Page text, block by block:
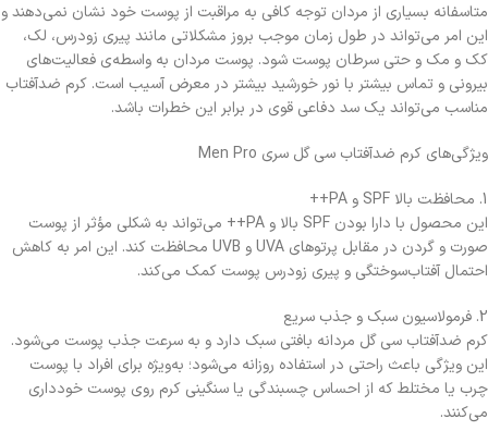
متاسفانه بسیاری از مردان توجه کافی به مراقبت از پوست خود نشان نمی‌دهند و
این امر می‌تواند در طول زمان موجب بروز مشکلاتی مانند پیری زودرس، لک،
کک‌ و مک و حتی سرطان پوست شود. پوست مردان به واسطه‌ی فعالیت‌های
بیرونی و تماس بیشتر با نور خورشید بیشتر در معرض آسیب است. کرم ضدآفتاب
مناسب می‌تواند یک سد دفاعی قوی در برابر این خطرات باشد.
ویژگی‌های کرم ضدآفتاب سی گل سری Men Pro
1. محافظت بالا SPF و PA++
این محصول با دارا بودن SPF بالا و PA++ می‌تواند به شکلی مؤثر از پوست
صورت و گردن در مقابل پرتوهای UVA و UVB محافظت کند. این امر به کاهش
احتمال آفتاب‌سوختگی و پیری زودرس پوست کمک می‌کند.
2. فرمولاسیون سبک و جذب سریع
کرم ضدآفتاب سی گل مردانه بافتی سبک دارد و به سرعت جذب پوست می‌شود.
این ویژگی باعث راحتی در استفاده روزانه می‌شود؛ به‌ویژه برای افراد با پوست
چرب یا مختلط که از احساس چسبندگی یا سنگینی کرم روی پوست خودداری
می‌کنند.